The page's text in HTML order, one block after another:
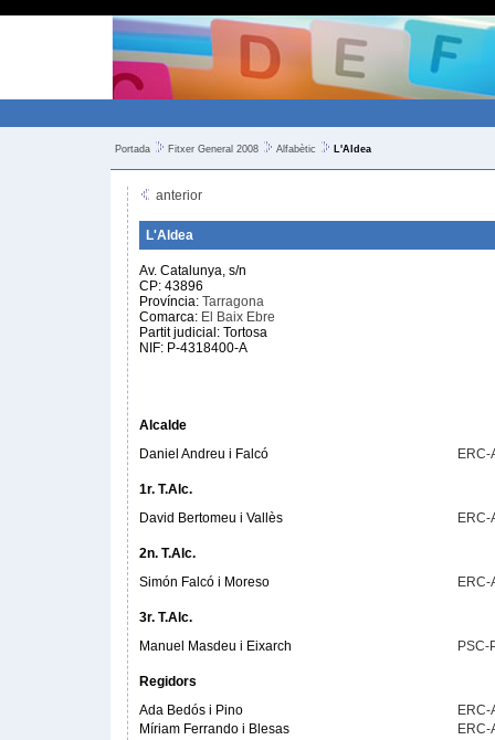
Portada Fitxer General 2008 Alfabètic L'Aldea
anterior
L'Aldea
Av. Catalunya, s/n
CP: 43896
Província: Tarragona
Comarca: El Baix Ebre
Partit judicial: Tortosa
NIF: P-4318400-A
Alcalde
Daniel Andreu i Falcó
ERC-
1r. T.Alc.
David Bertomeu i Vallès
ERC-
2n. T.Alc.
Simón Falcó i Moreso
ERC-
3r. T.Alc.
Manuel Masdeu i Eixarch
PSC-
Regidors
Ada Bedós i Pino
ERC-
Míriam Ferrando i Blesas
ERC-